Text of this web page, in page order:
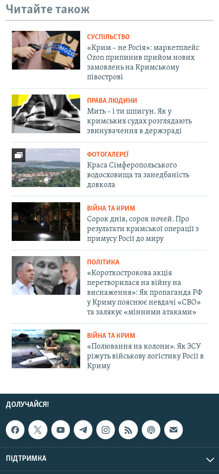
Читайте також
СУСПІЛЬСТВО
«Крим – не Росія»: маркетплейс
Ozon припинив прийом нових
замовлень на Кримському
півострові
ПРАВА ЛЮДИНИ
Мить – і ти шпигун. Як у
кримських судах розглядають
звинувачення в держзраді
ФОТОГАЛЕРЕЇ
Краса Сімферопольського
водосховища та занедбаність
довкола
ВІЙНА ТА КРИМ
Сорок днів, сорок ночей. Про
результати кримської операції з
примусу Росії до миру
ПОЛІТИКА
«Короткострокова акція
перетворилася на війну на
виснаження»: Як пропаганда РФ
у Криму пояснює невдачі «СВО»
та залякує «мінними атаками»
ВІЙНА ТА КРИМ
«Полювання на колони». Як ЗСУ
ріжуть військову логістику Росії в
Криму
ДОЛУЧАЙСЯ!
ПІДТРИМКА